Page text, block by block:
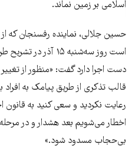
اسلامی بر زمین نماند.
حسین جلالی، نماینده رفسنجان که
است روز سه‌شنبه ۱۵
دست اجرا دارد گفت: «منظور از
قالب تذکری از طریق پیامک به
رعایت نکردید و سعی کنید به قانون
اخطار می‌شویم بعد هشدار و در
بی‌حجاب مسدود شود.»